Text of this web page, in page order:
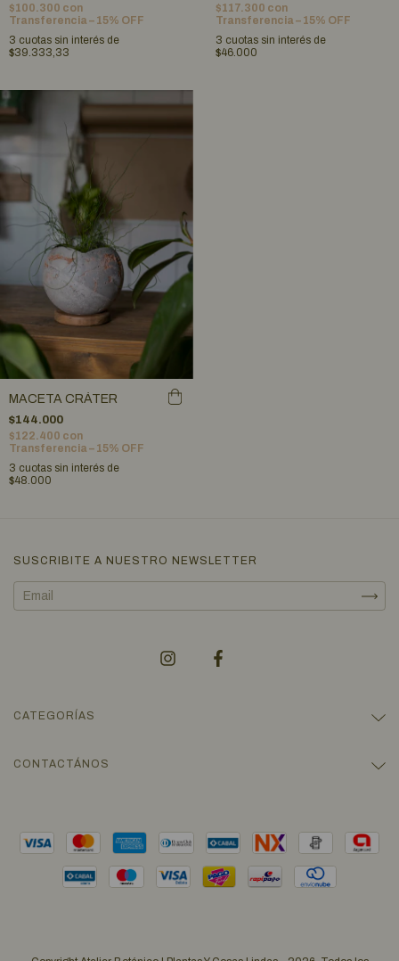
$100.300 con
Transferencia – 15% OFF
3 cuotas sin interés de
$39.333,33
$117.300 con
Transferencia – 15% OFF
3 cuotas sin interés de
$46.000
MACETA CRÁTER
$144.000
$122.400 con
Transferencia – 15% OFF
3 cuotas sin interés de
$48.000
SUSCRIBITE A NUESTRO NEWSLETTER
CATEGORÍAS
CONTACTÁNOS